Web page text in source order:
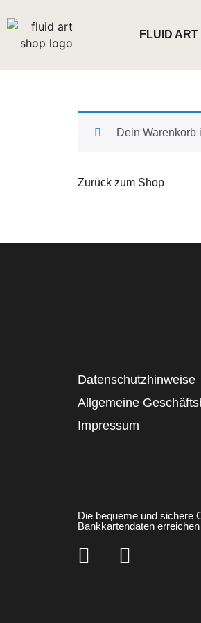
FLUID ART
Dein Warenkorb
Zurück zum Shop
Datenschutzhinweise
Allgemeine
Impressum
Die bequeme und sichere
Bankkartendaten